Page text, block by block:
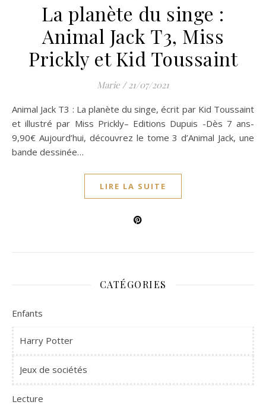
La planète du singe :
Animal Jack T3, Miss
Prickly et Kid Toussaint
Marie / 21/07/2021
Animal Jack T3 : La planète du singe, écrit par Kid Toussaint
et illustré par Miss Prickly– Editions Dupuis -Dès 7 ans-
9,90€ Aujourd’hui, découvrez le tome 3 d’Animal Jack, une
bande dessinée…
LIRE LA SUITE
CATÉGORIES
Enfants
Harry Potter
Jeux de sociétés
Lecture